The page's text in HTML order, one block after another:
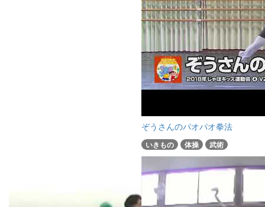
ぞうさんのパオパオ拳法
いきもの 体操 武術